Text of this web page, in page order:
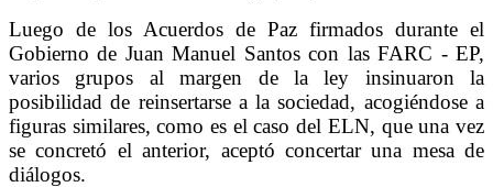
Luego de los Acuerdos de Paz firmados durante el
Gobierno de Juan Manuel Santos con las FARC - EP,
varios grupos al margen de la ley insinuaron la
posibilidad de reinsertarse a la sociedad, acogiéndose a
figuras similares, como es el caso del ELN, que una vez
se concretó el anterior, aceptó concertar una mesa de
diálogos.